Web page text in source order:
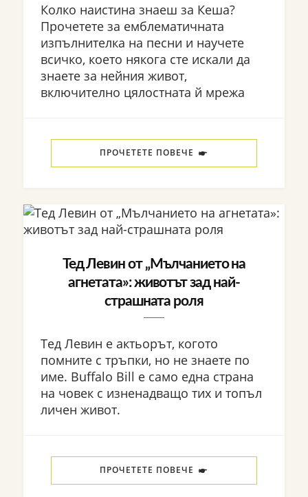
Колко наистина знаеш за Кеша?
Прочетете за емблематичната
изпълнителка на песни и научете
всичко, което някога сте искали да
знаете за нейния живот,
включително цялостната й мрежа
ПРОЧЕТЕТЕ ПОВЕЧЕ
Тед Левин от „Мълчанието на
агнетата»: животът зад най-
страшната роля
Тед Левин е актьорът, когото
помните с тръпки, но не знаете по
име. Buffalo Bill е само една страна
на човек с изненадващо тих и топъл
личен живот.
ПРОЧЕТЕТЕ ПОВЕЧЕ